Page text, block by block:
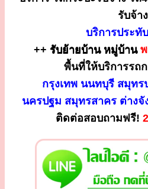
รับจ้าง
บริการประทั
++ รับย้ายบ้าน หมู่บ้าน
พื้นที่ให้บริการรถ
กรุงเทพ นนทบุรี สมุทร
นครปฐม สมุทรสาคร ต่าง
ติดต่อสอบถามฟรี!